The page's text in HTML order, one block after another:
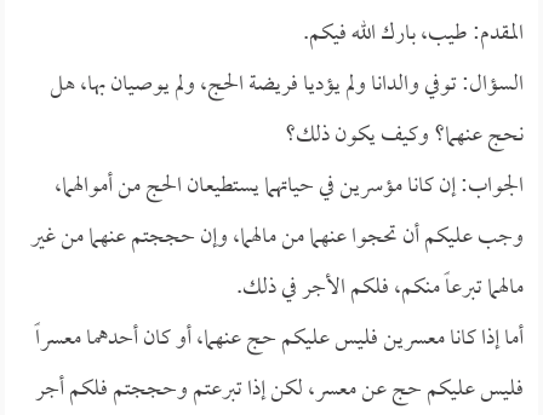
المقدم: طيب، بارك الله فيكم.
السؤال: توفي والدانا ولم يؤديا فريضة الحج، ولم يوصيان بها، هل
نحج عنهما؟ وكيف يكون ذلك؟
الجواب: إن كانا مؤسرين في حياتهما يستطيعان الحج من أموالهما،
وجب عليكم أن تحجوا عنهما من مالهما، وإن حججتم عنهما من غير
مالهما تبرعاً منكم، فلكم الأجر في ذلك.
أما إذا كانا معسرين فليس عليكم حج عنهما، أو كان أحدهما معسراً
فليس عليكم حج عن معسر، لكن إذا تبرعتم وحججتم فلكم أجر